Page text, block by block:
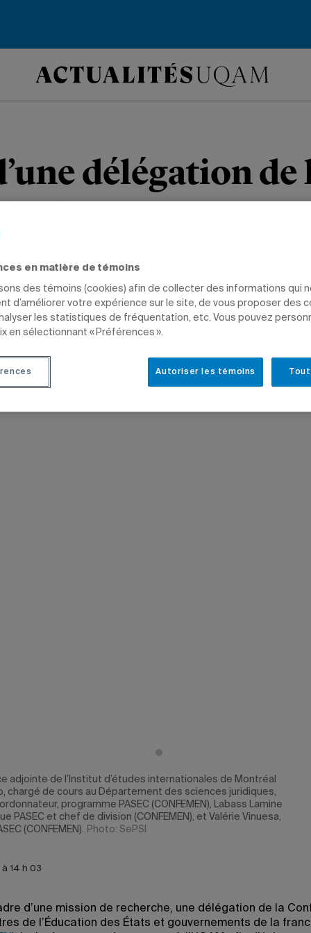
délégation de
de la Conférence des ministres de
de la francophonie a eu
plusieurs chercheuses et
ÉDUCATION POLITIQUE ET DROIT PROFESSEURS CADRES
adjointe de l’Institut d’études internationales de Montréal
chargé de cours au Département des sciences juridiques,
programme PASEC (CONFEMEN), Labass Lamine
PASEC et chef de division (CONFEMEN), et Valérie Vinuesa,
(CONFEMEN). Photo: SePSI
14 h 03
d’une mission de recherche, une délégation de la
de l’Éducation des États et gouvernements de la
en matière de témoins
des témoins (cookies) afin de collecter des informations qui
d’améliorer votre expérience sur le site, de vous proposer des
les statistiques de fréquentation, etc. Vous pouvez
en sélectionnant « Préférences ».
Autoriser les témoins